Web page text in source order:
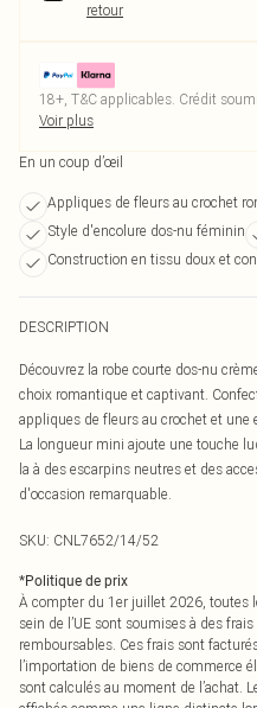
retour
18+, T&C applicables. Crédit
Voir plus
En un coup d’œil
Appliques de fleurs au crochet
Style d'encolure dos-nu féminin
Construction en tissu doux et
DESCRIPTION
Découvrez la robe courte dos-nu
choix romantique et captivant.
appliques de fleurs au crochet et
La longueur mini ajoute une touche
la à des escarpins neutres et des
d'occasion remarquable.
SKU: CNL7652/14/52
*Politique de prix
À compter du 1er juillet 2026, toutes
sein de l’UE sont soumises à des
remboursables. Ces frais sont
l’importation de biens de commerce
sont calculés au moment de l’achat.